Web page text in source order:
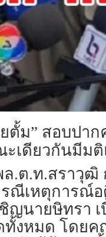
ยตั้ม” สอบป
เดียวกันมีม
ล.ต.ท.สราวุ
ณีเหตุการณ์​
ญนายษิทรา
ทั้งหมด​ โดย